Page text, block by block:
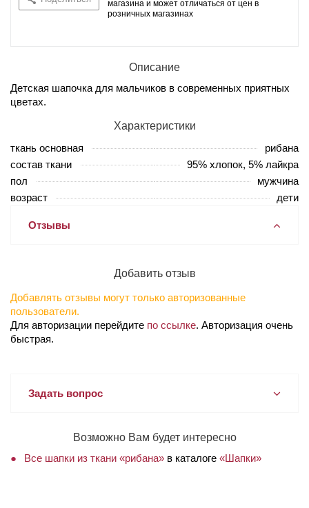
магазина и может отличаться от цен в
розничных магазинах
Описание
Детская шапочка для мальчиков в современных приятных
цветах.
Характеристики
ткань основная
рибана
состав ткани
95% хлопок, 5% лайкра
пол
мужчина
возраст
дети
Отзывы
Добавить отзыв
Добавлять отзывы могут только авторизованные
пользователи.
Для авторизации перейдите по ссылке. Авторизация очень
быстрая.
Задать вопрос
Возможно Вам будет интересно
Все шапки из ткани «рибана» в каталоге «Шапки»